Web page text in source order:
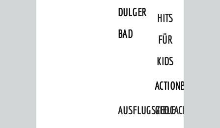
DULGER-
BAD
HITS
FÜR
KIDS
ACTIONBOUND
AUSFLUGSZIELEGEOCACHING